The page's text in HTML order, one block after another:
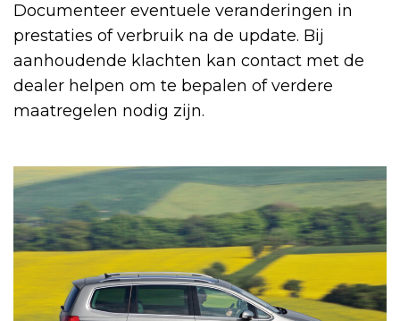
Documenteer eventuele veranderingen in
prestaties of verbruik na de update. Bij
aanhoudende klachten kan contact met de
dealer helpen om te bepalen of verdere
maatregelen nodig zijn.